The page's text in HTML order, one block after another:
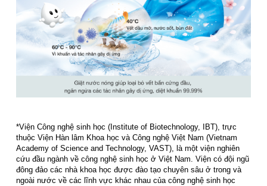
*Viện Công nghệ sinh học (Institute of Biotechnology, IBT), trực
thuộc Viện Hàn lâm Khoa học và Công nghệ Việt Nam (Vietnam
Academy of Science and Technology, VAST), là một viện nghiên
cứu đầu ngành về công nghệ sinh học ở Việt Nam. Viện có đội ngũ
đông đảo các nhà khoa học được đào tạo chuyên sâu ở trong và
ngoài nước về các lĩnh vực khác nhau của công nghệ sinh học